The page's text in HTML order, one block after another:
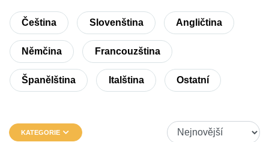
Čeština Slovenština Angličtina
Němčina Francouzština
Španělština Italština Ostatní
KATEGORIE